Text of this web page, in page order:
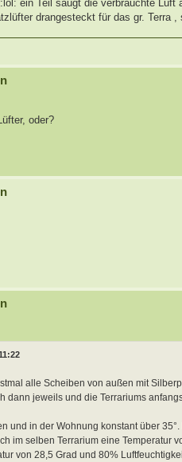
ein Teil saugt die verbrauchte Luft
drangesteckt für das gr. Terra
oder?
alle Scheiben von außen mit
dann jeweils und die Terrariums
und in der Wohnung konstant über
im selben Terrarium eine Temperatur
von 28,5 Grad und 80%